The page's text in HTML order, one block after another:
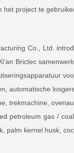
project te
Co., Ltd.
Brictec
automatische
trekmachine,
petroleum gas /
palm kernel husk,